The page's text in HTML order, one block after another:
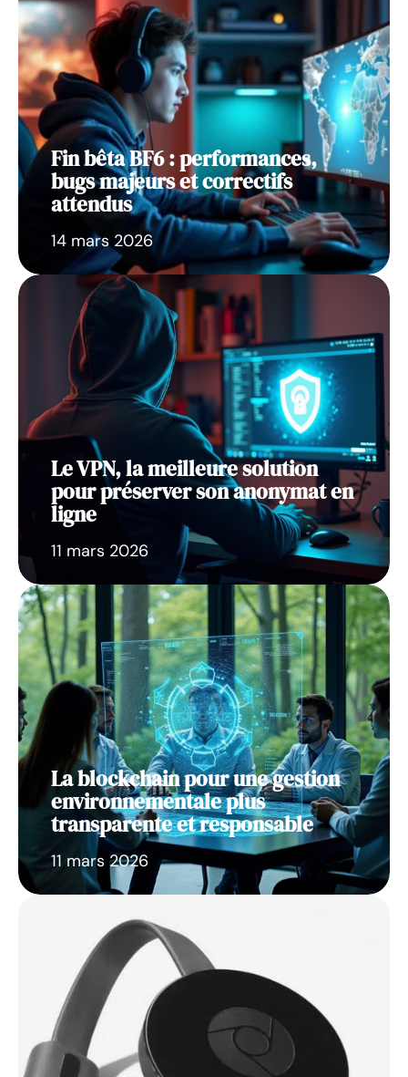
Fin bêta BF6 : performances,
bugs majeurs et correctifs
attendus
14 mars 2026
Le VPN, la meilleure solution
pour préserver son anonymat en
ligne
11 mars 2026
La blockchain pour une gestion
environnementale plus
transparente et responsable
11 mars 2026